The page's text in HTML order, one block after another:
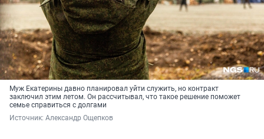
Муж Екатерины давно планировал уйти служить, но контракт
заключил этим летом. Он рассчитывал, что такое решение поможет
семье справиться с долгами
Источник: Александр Ощепков